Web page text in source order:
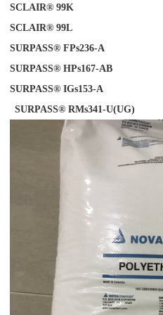
SCLAIR® 99K
SCLAIR® 99L
SURPASS® FPs236-A
SURPASS® HPs167-AB
SURPASS® IGs153-A
SURPASS® RMs341-U(UG)